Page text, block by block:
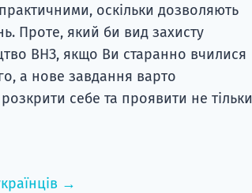
оскільки дозволяють
Проте, який би вид захисту
ВНЗ, якщо Ви старанно вчилися
а нове завдання варто
себе та проявити не тільки
→